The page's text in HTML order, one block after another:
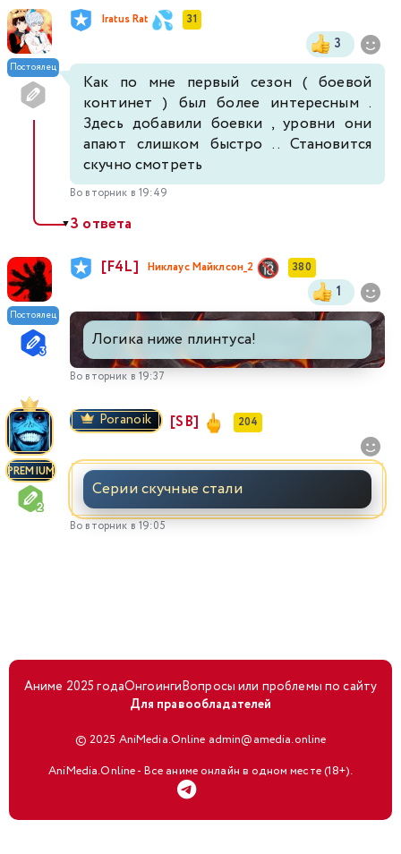
Постоялец
Iratus Rat 31
3
Как по мне первый сезон ( боевой
континет ) был более интересным .
Здесь добавили боевки , уровни они
апают слишком быстро .. Становится
скучно смотреть
Во вторник в 19:49
▼3 ответа
Постоялец
[F4L] Никлаус Майклсон_2 380
1
Логика ниже плинтуса!
Во вторник в 19:37
PREMIUM
Poranoik [SB] 204
Серии скучные стали
Во вторник в 19:05
Аниме 2025 годаОнгоингиВопросы или проблемы по сайту
Для правообладателей
© 2025 AniMedia.Online admin@amedia.online
AniMedia.Online - Все аниме онлайн в одном месте (18+).